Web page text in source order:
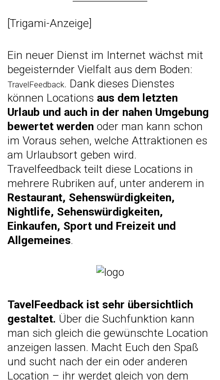
[Trigami-Anzeige]
Ein neuer Dienst im Internet wächst mit
begeisternder Vielfalt aus dem Boden:
TravelFeedback. Dank dieses Dienstes
können Locations aus dem letzten
Urlaub und auch in der nahen Umgebung
bewertet werden oder man kann schon
im Voraus sehen, welche Attraktionen es
am Urlaubsort geben wird.
Travelfeedback teilt diese Locations in
mehrere Rubriken auf, unter anderem in
Restaurant, Sehenswürdigkeiten,
Nightlife, Sehenswürdigkeiten,
Einkaufen, Sport und Freizeit und
Allgemeines.
TavelFeedback ist sehr übersichtlich
gestaltet. Über die Suchfunktion kann
man sich gleich die gewünschte Location
anzeigen lassen. Macht Euch den Spaß
und sucht nach der ein oder anderen
Location – ihr werdet gleich von dem